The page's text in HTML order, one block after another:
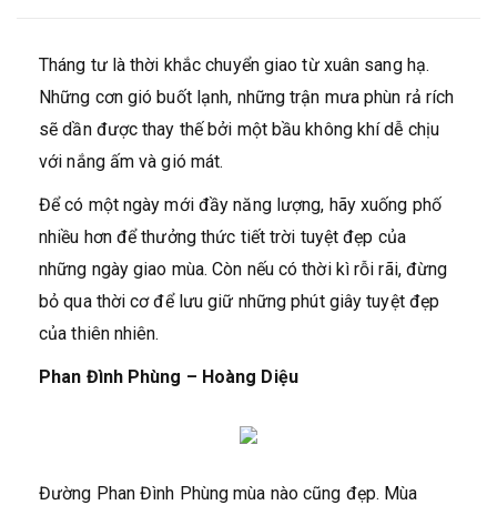
Tháng tư là thời khắc chuyển giao từ xuân sang hạ.
Những cơn gió buốt lạnh, những trận mưa phùn rả rích
sẽ dần được thay thế bởi một bầu không khí dễ chịu
với nắng ấm và gió mát.
Để có một ngày mới đầy năng lượng, hãy xuống phố
nhiều hơn để thưởng thức tiết trời tuyệt đẹp của
những ngày giao mùa. Còn nếu có thời kì rỗi rãi, đừng
bỏ qua thời cơ để lưu giữ những phút giây tuyệt đẹp
của thiên nhiên.
Phan Đình Phùng – Hoàng Diệu
Đường Phan Đình Phùng mùa nào cũng đẹp. Mùa